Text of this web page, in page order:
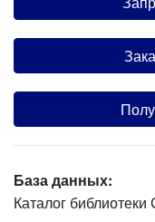
База данных:
Каталог